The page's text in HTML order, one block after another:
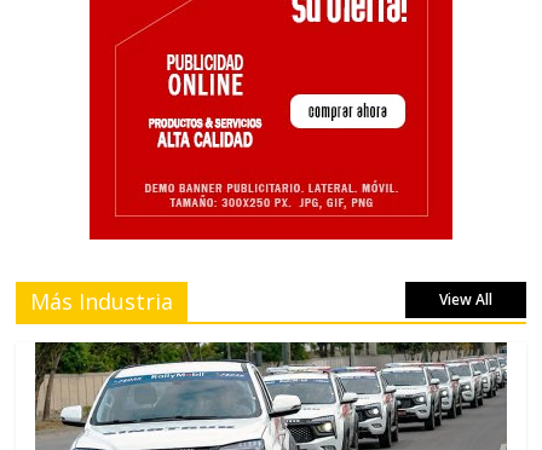
Más Industria View All